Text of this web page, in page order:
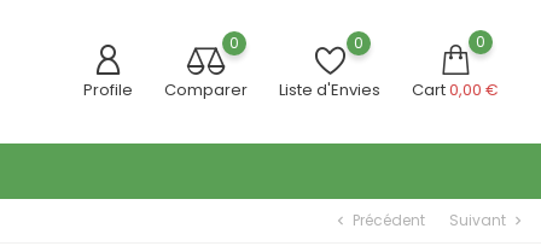
Profile
0
Comparer
0
Liste d'Envies
0
Cart0,00 €
chevron_left Précédent Suivant chevron_right